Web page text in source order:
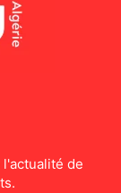
de